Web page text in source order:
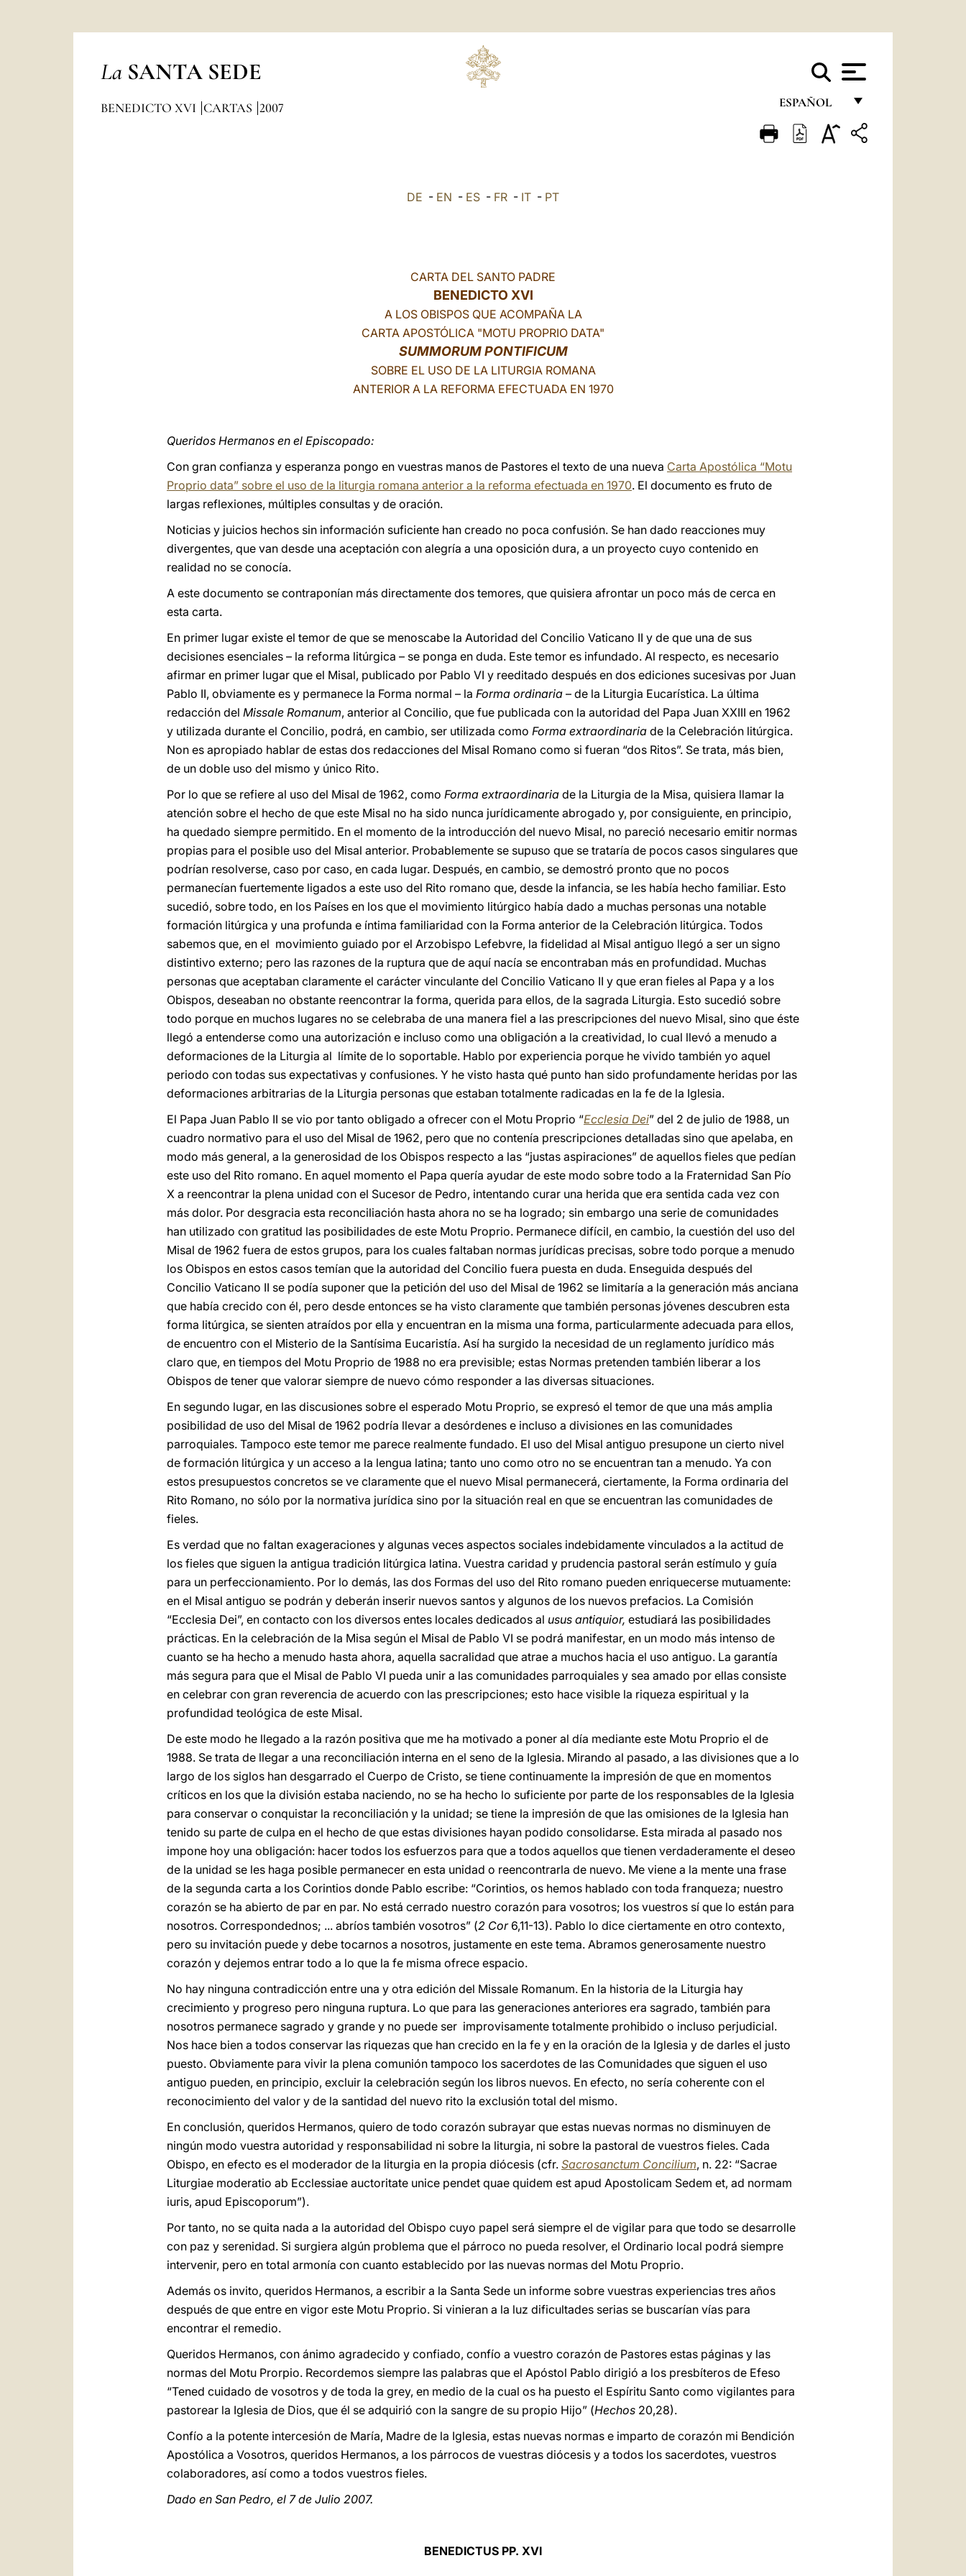
La SANTA SEDE
ESPAÑOL
FRANÇAIS
BENEDICTO XVI CARTAS 2007
DE - EN - ES - FR - IT - PT
CARTA DEL SANTO PADRE
BENEDICTO XVI
A LOS OBISPOS QUE ACOMPAÑA LA
CARTA APOSTÓLICA "MOTU PROPRIO DATA"
SUMMORUM PONTIFICUM
SOBRE EL USO DE LA LITURGIA ROMANA
ANTERIOR A LA REFORMA EFECTUADA EN 1970
Queridos Hermanos en el Episcopado:
Con gran confianza y esperanza pongo en vuestras manos de Pastores el texto de una nueva Carta Apostólica “Motu
Proprio data” sobre el uso de la liturgia romana anterior a la reforma efectuada en 1970. El documento es fruto de
largas reflexiones, múltiples consultas y de oración.
Noticias y juicios hechos sin información suficiente han creado no poca confusión. Se han dado reacciones muy
divergentes, que van desde una aceptación con alegría a una oposición dura, a un proyecto cuyo contenido en
realidad no se conocía.
A este documento se contraponían más directamente dos temores, que quisiera afrontar un poco más de cerca en
esta carta.
En primer lugar existe el temor de que se menoscabe la Autoridad del Concilio Vaticano II y de que una de sus
decisiones esenciales – la reforma litúrgica – se ponga en duda. Este temor es infundado. Al respecto, es necesario
afirmar en primer lugar que el Misal, publicado por Pablo VI y reeditado después en dos ediciones sucesivas por Juan
Pablo II, obviamente es y permanece la Forma normal – la Forma ordinaria – de la Liturgia Eucarística. La última
redacción del Missale Romanum, anterior al Concilio, que fue publicada con la autoridad del Papa Juan XXIII en 1962
y utilizada durante el Concilio, podrá, en cambio, ser utilizada como Forma extraordinaria de la Celebración litúrgica.
Non es apropiado hablar de estas dos redacciones del Misal Romano como si fueran “dos Ritos”. Se trata, más bien,
de un doble uso del mismo y único Rito.
Por lo que se refiere al uso del Misal de 1962, como Forma extraordinaria de la Liturgia de la Misa, quisiera llamar la
atención sobre el hecho de que este Misal no ha sido nunca jurídicamente abrogado y, por consiguiente, en principio,
ha quedado siempre permitido. En el momento de la introducción del nuevo Misal, no pareció necesario emitir normas
propias para el posible uso del Misal anterior. Probablemente se supuso que se trataría de pocos casos singulares que
podrían resolverse, caso por caso, en cada lugar. Después, en cambio, se demostró pronto que no pocos
permanecían fuertemente ligados a este uso del Rito romano que, desde la infancia, se les había hecho familiar. Esto
sucedió, sobre todo, en los Países en los que el movimiento litúrgico había dado a muchas personas una notable
formación litúrgica y una profunda e íntima familiaridad con la Forma anterior de la Celebración litúrgica. Todos
sabemos que, en el movimiento guiado por el Arzobispo Lefebvre, la fidelidad al Misal antiguo llegó a ser un signo
distintivo externo; pero las razones de la ruptura que de aquí nacía se encontraban más en profundidad. Muchas
personas que aceptaban claramente el carácter vinculante del Concilio Vaticano II y que eran fieles al Papa y a los
Obispos, deseaban no obstante reencontrar la forma, querida para ellos, de la sagrada Liturgia. Esto sucedió sobre
todo porque en muchos lugares no se celebraba de una manera fiel a las prescripciones del nuevo Misal, sino que éste
llegó a entenderse como una autorización e incluso como una obligación a la creatividad, lo cual llevó a menudo a
deformaciones de la Liturgia al límite de lo soportable. Hablo por experiencia porque he vivido también yo aquel
periodo con todas sus expectativas y confusiones. Y he visto hasta qué punto han sido profundamente heridas por las
deformaciones arbitrarias de la Liturgia personas que estaban totalmente radicadas en la fe de la Iglesia.
El Papa Juan Pablo II se vio por tanto obligado a ofrecer con el Motu Proprio “Ecclesia Dei” del 2 de julio de 1988, un
cuadro normativo para el uso del Misal de 1962, pero que no contenía prescripciones detalladas sino que apelaba, en
modo más general, a la generosidad de los Obispos respecto a las “justas aspiraciones” de aquellos fieles que pedían
este uso del Rito romano. En aquel momento el Papa quería ayudar de este modo sobre todo a la Fraternidad San Pío
X a reencontrar la plena unidad con el Sucesor de Pedro, intentando curar una herida que era sentida cada vez con
más dolor. Por desgracia esta reconciliación hasta ahora no se ha logrado; sin embargo una serie de comunidades
han utilizado con gratitud las posibilidades de este Motu Proprio. Permanece difícil, en cambio, la cuestión del uso del
Misal de 1962 fuera de estos grupos, para los cuales faltaban normas jurídicas precisas, sobre todo porque a menudo
los Obispos en estos casos temían que la autoridad del Concilio fuera puesta en duda. Enseguida después del
Concilio Vaticano II se podía suponer que la petición del uso del Misal de 1962 se limitaría a la generación más anciana
que había crecido con él, pero desde entonces se ha visto claramente que también personas jóvenes descubren esta
forma litúrgica, se sienten atraídos por ella y encuentran en la misma una forma, particularmente adecuada para ellos,
de encuentro con el Misterio de la Santísima Eucaristía. Así ha surgido la necesidad de un reglamento jurídico más
claro que, en tiempos del Motu Proprio de 1988 no era previsible; estas Normas pretenden también liberar a los
Obispos de tener que valorar siempre de nuevo cómo responder a las diversas situaciones.
En segundo lugar, en las discusiones sobre el esperado Motu Proprio, se expresó el temor de que una más amplia
posibilidad de uso del Misal de 1962 podría llevar a desórdenes e incluso a divisiones en las comunidades
parroquiales. Tampoco este temor me parece realmente fundado. El uso del Misal antiguo presupone un cierto nivel
de formación litúrgica y un acceso a la lengua latina; tanto uno como otro no se encuentran tan a menudo. Ya con
estos presupuestos concretos se ve claramente que el nuevo Misal permanecerá, ciertamente, la Forma ordinaria del
Rito Romano, no sólo por la normativa jurídica sino por la situación real en que se encuentran las comunidades de
fieles.
Es verdad que no faltan exageraciones y algunas veces aspectos sociales indebidamente vinculados a la actitud de
los fieles que siguen la antigua tradición litúrgica latina. Vuestra caridad y prudencia pastoral serán estímulo y guía
para un perfeccionamiento. Por lo demás, las dos Formas del uso del Rito romano pueden enriquecerse mutuamente:
en el Misal antiguo se podrán y deberán inserir nuevos santos y algunos de los nuevos prefacios. La Comisión
“Ecclesia Dei”, en contacto con los diversos entes locales dedicados al usus antiquior, estudiará las posibilidades
prácticas. En la celebración de la Misa según el Misal de Pablo VI se podrá manifestar, en un modo más intenso de
cuanto se ha hecho a menudo hasta ahora, aquella sacralidad que atrae a muchos hacia el uso antiguo. La garantía
más segura para que el Misal de Pablo VI pueda unir a las comunidades parroquiales y sea amado por ellas consiste
en celebrar con gran reverencia de acuerdo con las prescripciones; esto hace visible la riqueza espiritual y la
profundidad teológica de este Misal.
De este modo he llegado a la razón positiva que me ha motivado a poner al día mediante este Motu Proprio el de
1988. Se trata de llegar a una reconciliación interna en el seno de la Iglesia. Mirando al pasado, a las divisiones que a lo
largo de los siglos han desgarrado el Cuerpo de Cristo, se tiene continuamente la impresión de que en momentos
críticos en los que la división estaba naciendo, no se ha hecho lo suficiente por parte de los responsables de la Iglesia
para conservar o conquistar la reconciliación y la unidad; se tiene la impresión de que las omisiones de la Iglesia han
tenido su parte de culpa en el hecho de que estas divisiones hayan podido consolidarse. Esta mirada al pasado nos
impone hoy una obligación: hacer todos los esfuerzos para que a todos aquellos que tienen verdaderamente el deseo
de la unidad se les haga posible permanecer en esta unidad o reencontrarla de nuevo. Me viene a la mente una frase
de la segunda carta a los Corintios donde Pablo escribe: “Corintios, os hemos hablado con toda franqueza; nuestro
corazón se ha abierto de par en par. No está cerrado nuestro corazón para vosotros; los vuestros sí que lo están para
nosotros. Correspondednos; ... abríos también vosotros” (2 Cor6,11-13). Pablo lo dice ciertamente en otro contexto,
pero su invitación puede y debe tocarnos a nosotros, justamente en este tema. Abramos generosamente nuestro
corazón y dejemos entrar todo a lo que la fe misma ofrece espacio.
No hay ninguna contradicción entre una y otra edición del Missale Romanum. En la historia de la Liturgia hay
crecimiento y progreso pero ninguna ruptura. Lo que para las generaciones anteriores era sagrado, también para
nosotros permanece sagrado y grande y no puede ser improvisamente totalmente prohibido o incluso perjudicial.
Nos hace bien a todos conservar las riquezas que han crecido en la fe y en la oración de la Iglesia y de darles el justo
puesto. Obviamente para vivir la plena comunión tampoco los sacerdotes de las Comunidades que siguen el uso
antiguo pueden, en principio, excluir la celebración según los libros nuevos. En efecto, no sería coherente con el
reconocimiento del valor y de la santidad del nuevo rito la exclusión total del mismo.
En conclusión, queridos Hermanos, quiero de todo corazón subrayar que estas nuevas normas no disminuyen de
ningún modo vuestra autoridad y responsabilidad ni sobre la liturgia, ni sobre la pastoral de vuestros fieles. Cada
Obispo, en efecto es el moderador de la liturgia en la propia diócesis (cfr. Sacrosanctum Concilium, n. 22: “Sacrae
Liturgiae moderatio ab Ecclessiae auctoritate unice pendet quae quidem est apud Apostolicam Sedem et, ad normam
iuris, apud Episcoporum”).
Por tanto, no se quita nada a la autoridad del Obispo cuyo papel será siempre el de vigilar para que todo se desarrolle
con paz y serenidad. Si surgiera algún problema que el párroco no pueda resolver, el Ordinario local podrá siempre
intervenir, pero en total armonía con cuanto establecido por las nuevas normas del Motu Proprio.
Además os invito, queridos Hermanos, a escribir a la Santa Sede un informe sobre vuestras experiencias tres años
después de que entre en vigor este Motu Proprio. Si vinieran a la luz dificultades serias se buscarían vías para
encontrar el remedio.
Queridos Hermanos, con ánimo agradecido y confiado, confío a vuestro corazón de Pastores estas páginas y las
normas del Motu Prorpio. Recordemos siempre las palabras que el Apóstol Pablo dirigió a los presbíteros de Efeso
“Tened cuidado de vosotros y de toda la grey, en medio de la cual os ha puesto el Espíritu Santo como vigilantes para
pastorear la Iglesia de Dios, que él se adquirió con la sangre de su propio Hijo” (Hechos 20,28).
Confío a la potente intercesión de María, Madre de la Iglesia, estas nuevas normas e imparto de corazón mi Bendición
Apostólica a Vosotros, queridos Hermanos, a los párrocos de vuestras diócesis y a todos los sacerdotes, vuestros
colaboradores, así como a todos vuestros fieles.
Dado en San Pedro, el 7 de Julio 2007.
BENEDICTUS PP. XVI